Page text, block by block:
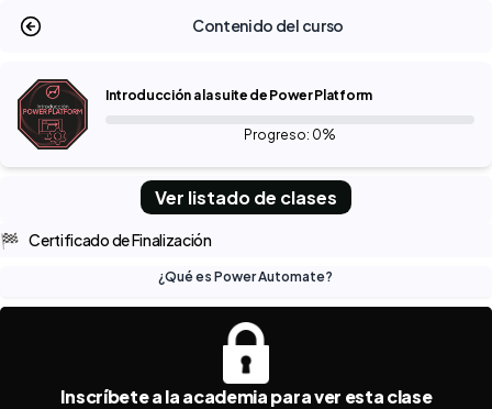
Contenido del curso
Introducción a la suite de Power Platform
Progreso: 0%
Ver listado de clases
🏁 Certificado de Finalización
¿Qué es Power Automate?
Inscríbete a la academia para ver esta clase